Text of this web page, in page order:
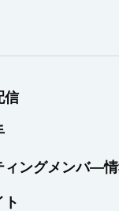
信
ィングメンバ―
ト